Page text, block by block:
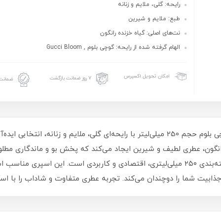
رایحه: گلی، ملایم و زنانه
طبع: ملایم و شیرین
نت‌های اصلی: گیاه خزنده رانگون
الهام گرفته شده از رایحه: گوچی بلوم , Gucci Bloom
امکان تحویل اکسپرس ۷ روز ضمانت بازگشت
اسپری خوشبو کننده بدن زنانه اسکالیم مدل گوچی بلوم حجم 250 میلی‌لیتر با رایحه‌ای
عطری لطیف و شیرین ایجاد می‌کند که پخش بو و ماندگاری
غیرچسبنده، استفاده روزانه را آسان می‌کند و بسته‌بندی ۲۵۰ میلی‌لیتری، اقتصادی و
شما را دوچندان می‌کند. تجربه عطری متفاوت و شاداب را با